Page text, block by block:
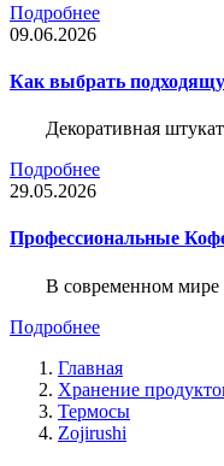
Подробнее
09.06.2026
Как выбрать
Декоративная
Подробнее
29.05.2026
Профессиональные
В современном мире
Подробнее
Главная
Хранение
Термосы
Zojirushi